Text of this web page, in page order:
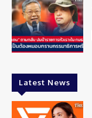
Latest News